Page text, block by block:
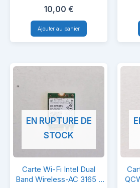
Fi
+
Bluetooth
RTL8723BE
10,00 €
Ajouter au panier
Carte
Wi-
EN RUPTURE DE
STOCK
Carte Wi-Fi Intel Dual
Band Wireless-AC 3165 –